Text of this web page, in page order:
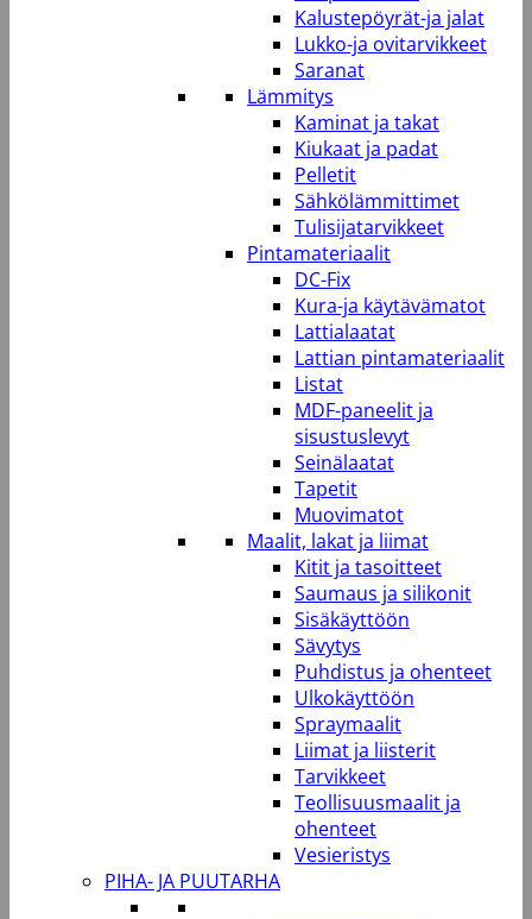
Kalustepöyrät-ja jalat
Lukko-ja ovitarvikkeet
Saranat
Lämmitys
Kaminat ja takat
Kiukaat ja padat
Pelletit
Sähkölämmittimet
Tulisijatarvikkeet
Pintamateriaalit
DC-Fix
Kura-ja käytävämatot
Lattialaatat
Lattian pintamateriaalit
Listat
MDF-paneelit ja
sisustuslevyt
Seinälaatat
Tapetit
Muovimatot
Maalit, lakat ja liimat
Kitit ja tasoitteet
Saumaus ja silikonit
Sisäkäyttöön
Sävytys
Puhdistus ja ohenteet
Ulkokäyttöön
Spraymaalit
Liimat ja liisterit
Tarvikkeet
Teollisuusmaalit ja
ohenteet
Vesieristys
PIHA- JA PUUTARHA